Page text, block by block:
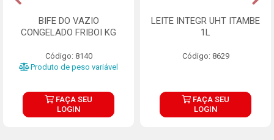
BIFE DO VAZIO
CONGELADO FRIBOI KG
Código: 8140
Produto de peso variável
FAÇA SEU
LOGIN
LEITE INTEGR UHT ITAMBE
1L
Código: 8629
FAÇA SEU
LOGIN